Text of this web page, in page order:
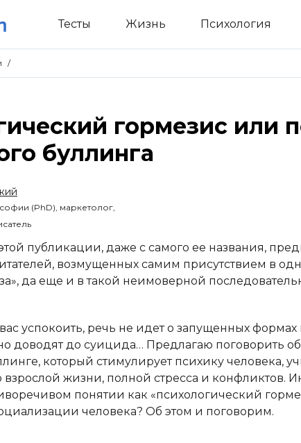
Тесты Жизнь Психология
/
гормезис или
буллинга
(PhD), маркетолог,
публикации, даже с самого ее названия,
возмущенных самим присутствием в
да еще и в такой неимоверной
успокоить, речь не идет о запущенных формах
доводят до суицида… Предлагаю поговорить
который стимулирует психику человека,
взрослой жизни, полной стресса и конфликтов.
понятии как «психологический
человека? Об этом и поговорим.